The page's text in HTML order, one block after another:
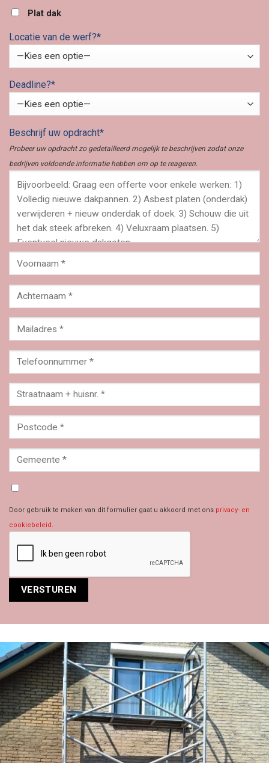
Plat dak
Locatie van de werf?*
Deadline?*
Beschrijf uw opdracht*
Probeer uw opdracht zo gedetailleerd mogelijk te beschrijven zodat onze
bedrijven voldoende informatie hebben om op te reageren.
Door gebruik te maken van dit formulier gaat u akkoord met ons privacy- en
cookiebeleid .